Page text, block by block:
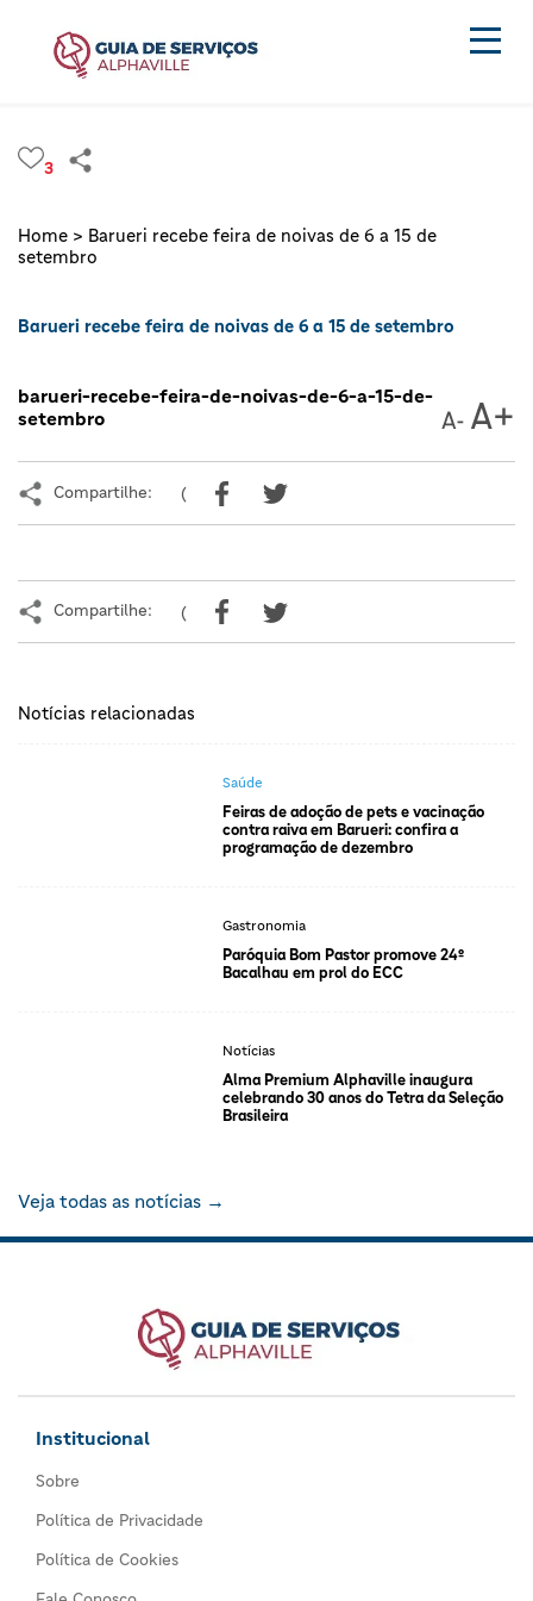
3
Home > Barueri recebe feira de noivas de 6 a 15 de
setembro
Barueri recebe feira de noivas de 6 a 15 de setembro
barueri-recebe-feira-de-noivas-de-6-a-15-de-
setembro
Compartilhe: (
Compartilhe: (
Notícias relacionadas
Saúde
Feiras de adoção de pets e vacinação
contra raiva em Barueri: confira a
programação de dezembro
Gastronomia
Paróquia Bom Pastor promove 24º
Bacalhau em prol do ECC
Notícias
Alma Premium Alphaville inaugura
celebrando 30 anos do Tetra da Seleção
Brasileira
Veja todas as notícias →
Institucional
Sobre
Política de Privacidade
Política de Cookies